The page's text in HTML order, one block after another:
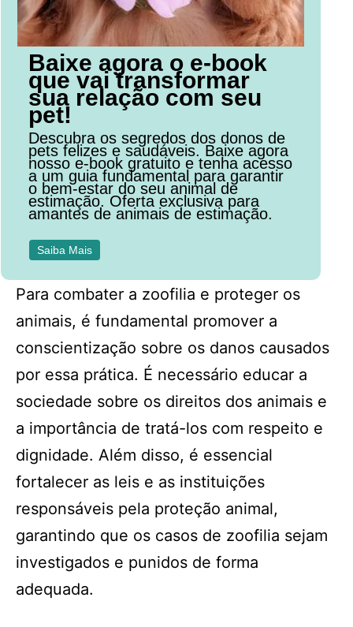
Baixe agora o e-book
que vai transformar
sua relação com seu
pet!
Descubra os segredos dos donos de
pets felizes e saudáveis. Baixe agora
nosso e-book gratuito e tenha acesso
a um guia fundamental para garantir
o bem-estar do seu animal de
estimação. Oferta exclusiva para
amantes de animais de estimação.
Saiba Mais
Para combater a zoofilia e proteger os
animais, é fundamental promover a
conscientização sobre os danos causados
por essa prática. É necessário educar a
sociedade sobre os direitos dos animais e
a importância de tratá-los com respeito e
dignidade. Além disso, é essencial
fortalecer as leis e as instituições
responsáveis pela proteção animal,
garantindo que os casos de zoofilia sejam
investigados e punidos de forma
adequada.